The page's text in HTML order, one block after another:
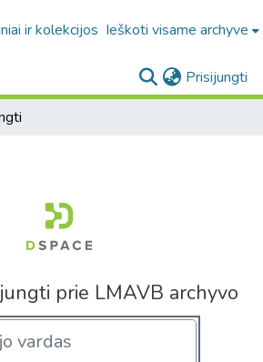
ir kolekcijos Ieškoti visame archyve
Prisijungti
prie LMAVB archyvo